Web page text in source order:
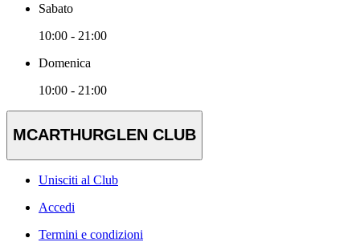
Sabato
10:00 - 21:00
Domenica
10:00 - 21:00
MCARTHURGLEN CLUB
Unisciti al Club
Accedi
Termini e condizioni